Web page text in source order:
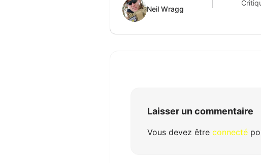
Neil Wragg
Laisser un commentaire
Vous devez être connecté